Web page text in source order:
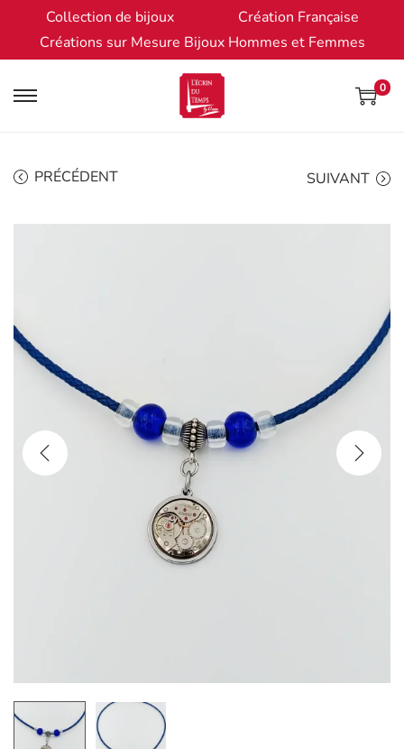
Collection de bijoux
Création Française
Créations sur Mesure Bijoux Hommes et Femmes
0
PRÉCÉDENT SUIVANT